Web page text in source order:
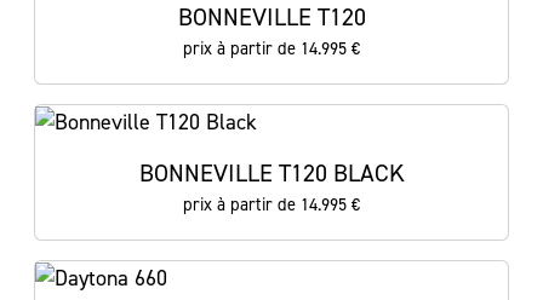
BONNEVILLE T120
prix à partir de 14.995 €
BONNEVILLE T120 BLACK
prix à partir de 14.995 €